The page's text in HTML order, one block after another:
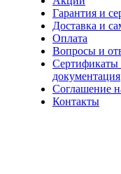
Гарантия и
Доставка и
Оплата
Вопросы и
Сертификаты
документация
Соглашение
Контакты